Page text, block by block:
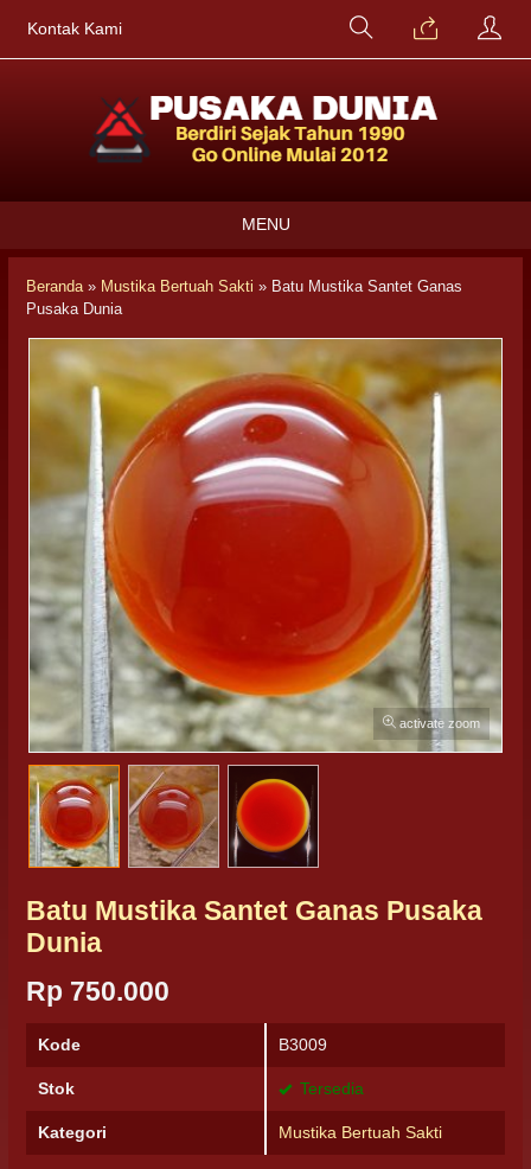
Kontak Kami
MENU
Beranda» Mustika Bertuah Sakti » Batu Mustika Santet Ganas
Pusaka Dunia
activate zoom
Batu Mustika Santet Ganas Pusaka
Dunia
Rp 750.000
Kode B3009
Stok Tersedia
Kategori Mustika Bertuah Sakti